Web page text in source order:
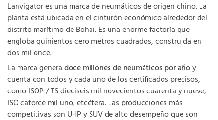
Lanvigator es una marca de neumáticos de origen chino. La
planta está ubicada en el cinturón económico alrededor del
distrito marítimo de Bohai. Es una enorme factoría que
engloba quinientos cero metros cuadrados, construida en
dos mil once.
La marca generadoce millones de neumáticos por añoy
cuenta con todos y cada uno de los certificados precisos,
como ISOP / TS dieciseis mil novecientos cuarenta y nueve,
ISO catorce mil uno, etcétera. Las producciones más
competitivas son UHP y SUV de alto desempeño que son